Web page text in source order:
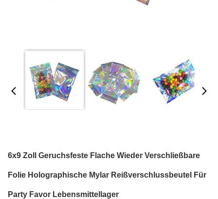
6x9 Zoll Geruchsfeste Flache Wieder Verschließbare
Folie Holographische Mylar Reißverschlussbeutel Für
Party Favor Lebensmittellager